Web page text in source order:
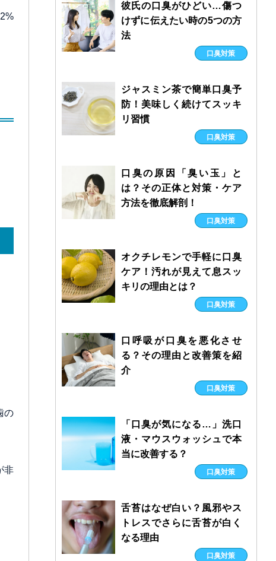
の
非
彼氏の口臭がひどい…傷つ
けずに伝えたい時の5つの方
法
口臭対策
ジャスミン茶で簡単口臭予
防！美味しく続けてスッキ
リ習慣
口臭対策
口臭の原因「臭い玉」と
は？その正体と対策・ケア
方法を徹底解剖！
口臭対策
オクチレモンで手軽に口臭
ケア！汚れが見えて息スッ
キリの理由とは？
口臭対策
口呼吸が口臭を悪化させ
る？その理由と改善策を紹
介
口臭対策
「口臭が気になる…」洗口
液・マウスウォッシュで本
当に改善する？
口臭対策
舌苔はなぜ白い？風邪やス
トレスでさらに舌苔が白く
なる理由
口臭対策